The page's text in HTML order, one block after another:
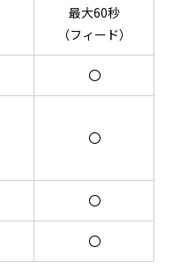
最大60秒
（フィード）
〇
〇
〇
〇